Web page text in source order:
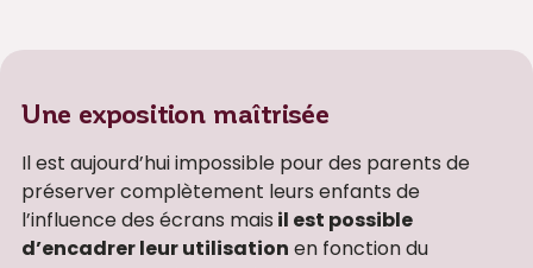
Une exposition maîtrisée
Il est aujourd’hui impossible pour des parents de
préserver complètement leurs enfants de
l’influence des écrans mais il est possible
d’encadrer leur utilisation en fonction du